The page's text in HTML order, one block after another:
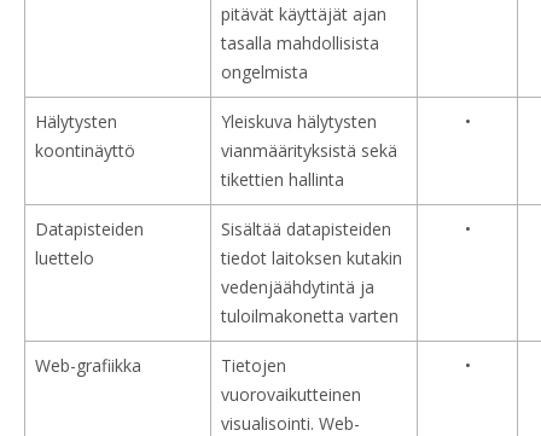
pitävät käyttäjät ajan
tasalla mahdollisista
ongelmista
Hälytysten
koontinäyttö
Yleiskuva hälytysten
vianmäärityksistä sekä
tikettien hallinta
•
Datapisteiden
luettelo
Sisältää datapisteiden
tiedot laitoksen kutakin
vedenjäähdytintä ja
tuloilmakonetta varten
•
Web-grafiikka
Tietojen
vuorovaikutteinen
visualisointi. Web-
•